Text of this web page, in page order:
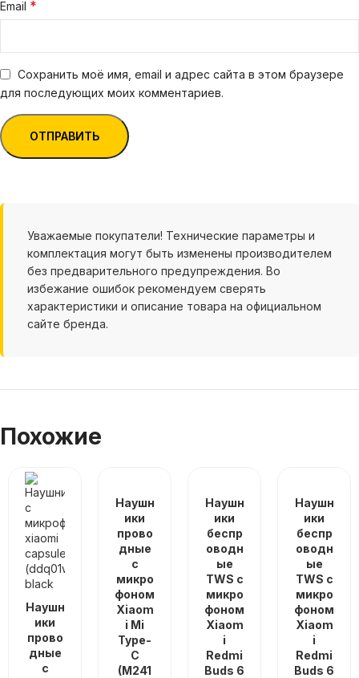
Email *
Сохранить моё имя, email и адрес сайта в этом браузере
для последующих моих комментариев.
Уважаемые покупатели! Технические параметры и
комплектация могут быть изменены производителем
без предварительного предупреждения. Во
избежание ошибок рекомендуем сверять
характеристики и описание товара на официальном
сайте бренда.
Похожие
Наушн
ики
прово
дные
с
Наушн
ики
прово
дные
с
микро
фоном
Xiaom
i Mi
Type-
C
(M241
Наушн
ики
беспр
оводн
ые
TWS с
микро
фоном
Xiaom
i
Redmi
Buds 6
Наушн
ики
беспр
оводн
ые
TWS с
микро
фоном
Xiaom
i
Redmi
Buds 6